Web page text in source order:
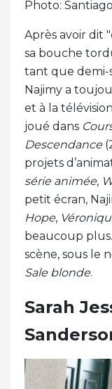
Photo:
Après avoir dit
sa bouche
tant que demi-
Najimy a
et à la
joué dans
Descendance
projets
série animée,
petit écran,
Hope,
beaucoup
scène, sous le
Sale blonde.
Sarah